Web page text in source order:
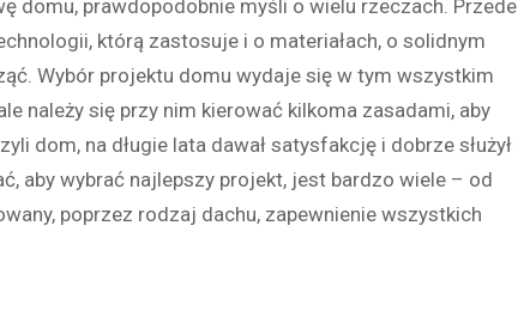
domu, prawdopodobnie myśli o wielu rzeczach. Przede
którą zastosuje i o materiałach, o solidnym
Wybór projektu domu wydaje się w tym wszystkim
należy się przy nim kierować kilkoma zasadami, aby
dom, na długie lata dawał satysfakcję i dobrze służył
aby wybrać najlepszy projekt, jest bardzo wiele – od
poprzez rodzaj dachu, zapewnienie wszystkich